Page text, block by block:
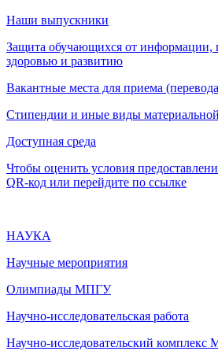
Наши выпускники
Защита обучающихся от
здоровью и развитию
Вакантные места для приема
Стипендии и иные виды
Доступная среда
Чтобы оценить условия
QR-код или перейдите по ссылке
НАУКА
Научные мероприятия
Олимпиады МПГУ
Научно-исследовательская работа
Научно-исследовательский